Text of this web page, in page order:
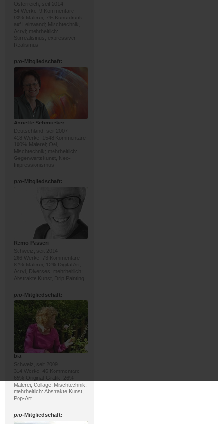
Österreich, seit 2014
54 Werke, 9 Kommentare
93% Malerei, 7% Kunstdruck
auf Leinwand; Mischtechnik,
Acryl; mehrheitlich:
Surrealismus, expressiver
Realismus
pro-Mitgliedschaft:
Annette Schmucker
Deutschland, seit 2007
418 Werke, 1548 Kommentare
100% Malerei; Oel,
Mischtechnik; mehrheitlich:
Gegenwartskunst, Neo-
Impressionismus
pro-Mitgliedschaft:
Remo Passeri
Schweiz, seit 2014
266 Werke, 73 Kommentare
87% Malerei, 12% Digital Art;
Acryl, Diverses; mehrheitlich:
Abstrakte Kunst, Drip Painting
pro-Mitgliedschaft:
bia
Schweiz, seit 2009
314 Werke, 46 Kommentare
65% Original-Grafik, 26%
Malerei; Collage, Mischtechnik;
mehrheitlich: Abstrakte Kunst,
Pop-Art
pro-Mitgliedschaft: